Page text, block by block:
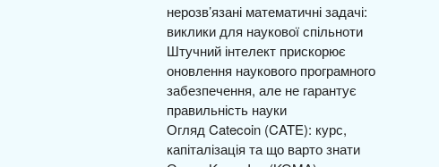
нерозв’язані математичні задачі:
виклики для наукової спільноти
Штучний інтелект прискорює
оновлення наукового програмного
забезпечення, але не гарантує
правильність науки
Огляд Catecoin (CATE): курс,
капіталізація та що варто знати